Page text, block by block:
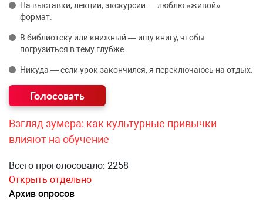
На выставки, лекции, экскурсии — люблю «живой»
формат.
В библиотеку или книжный — ищу книгу, чтобы
погрузиться в тему глубже.
Никуда — если урок закончился, я переключаюсь на отдых.
Взгляд зумера: как культурные привычки
влияют на обучение
Всего проголосовало: 2258
Открыть отдельно
Архив опросов